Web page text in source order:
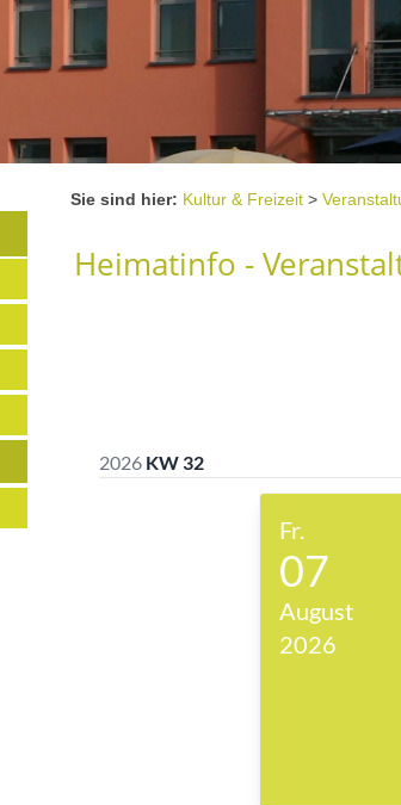
Sie sind hier: Kultur & Freizeit >
Heimatinfo -